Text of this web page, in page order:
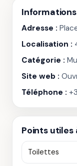
Adresse :
Localisation :
Catégorie :
Site web :
Téléphone :
Points utiles
Toilettes